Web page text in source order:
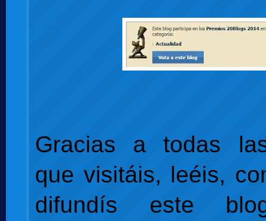
Gracias a todas
que visitáis, leéis,
difundís este